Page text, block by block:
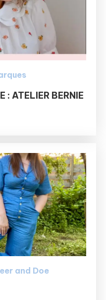
: ATELIER BERNIE
and Doe